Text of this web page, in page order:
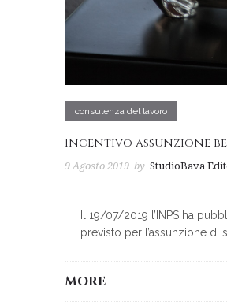
consulenza del lavoro
Incentivo assunzione
9 Agosto 2019 by StudioBava
Il 19/07/2019 l’INPS ha
previsto per l’assunzione
MORE